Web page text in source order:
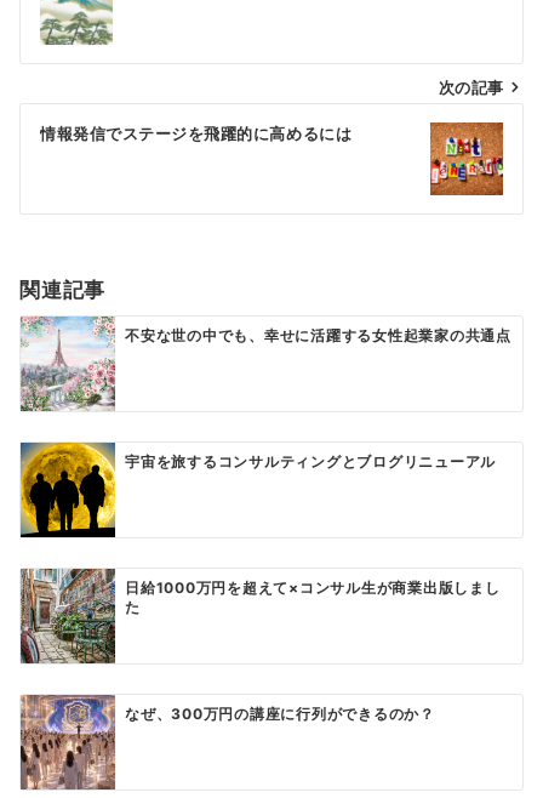
稿
ナ
ゲ
ン
次の記事
情報発信でステージを飛躍的に高めるには
関連記事
不安な世の中でも、幸せに活躍する女性起業家の共通点
宇宙を旅するコンサルティングとブログリニューアル
日給1000万円を超えて×コンサル生が商業出版しまし
た
なぜ、300万円の講座に行列ができるのか？